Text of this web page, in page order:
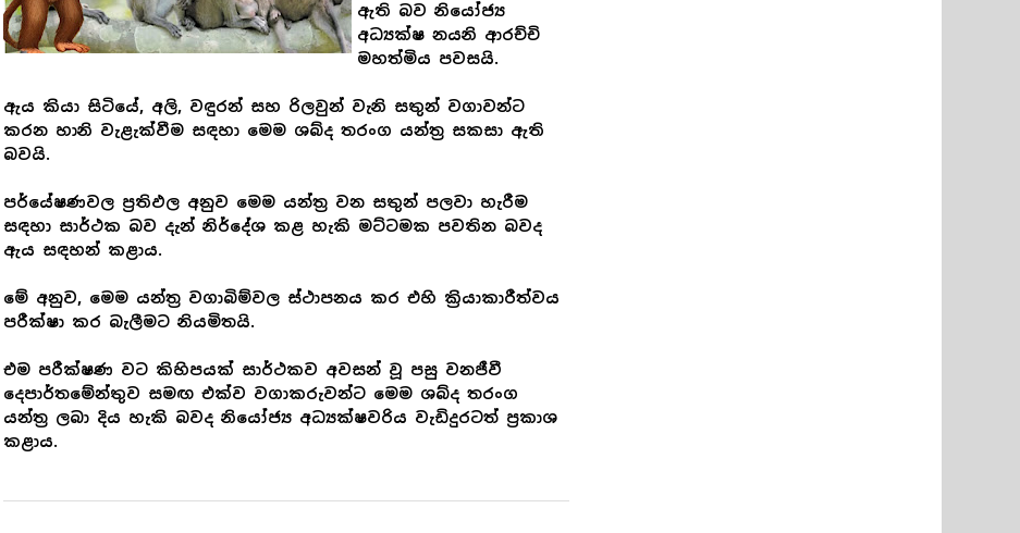
ඇති බව නියෝජ්‍ය
අධ්‍යක්ෂ නයනි ආරච්චි
මහත්මිය පවසයි.
ඇය කියා සිටියේ, අලි, වඳුරන් සහ රිලවුන් වැනි සතුන් වගාවන්ට
කරන හානි වැළැක්වීම සඳහා මෙම ශබ්ද තරංග යන්ත්‍ර සකසා ඇති
බවයි.
පර්යේෂණවල ප්‍රතිඵල අනුව මෙම යන්ත්‍ර වන සතුන් පලවා හැරීම
සඳහා සාර්ථක බව දැන් නිර්දේශ කළ හැකි මට්ටමක පවතින බවද
ඇය සඳහන් කළාය.
මේ අනුව, මෙම යන්ත්‍ර වගාබිම්වල ස්ථාපනය කර එහි ක්‍රියාකාරීත්වය
පරීක්ෂා කර බැලීමට නියමිතයි.
එම පරීක්ෂණ වට කිහිපයක් සාර්ථකව අවසන් වූ පසු වනජීවී
දෙපාර්තමේන්තුව සමඟ එක්ව වගාකරුවන්ට මෙම ශබ්ද තරංග
යන්ත්‍ර ලබා දිය හැකි බවද නියෝජ්‍ය අධ්‍යක්ෂවරිය වැඩිදුරටත් ප්‍රකාශ
කළාය.